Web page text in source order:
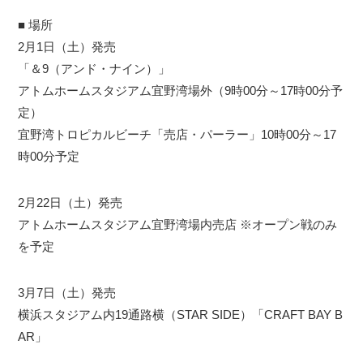
■ 場所
2月1日（土）発売
「＆9（アンド・ナイン）」
アトムホームスタジアム宜野湾場外（9時00分～17時00分予
定）
宜野湾トロピカルビーチ「売店・パーラー」10時00分～17
時00分予定
2月22日（土）発売
アトムホームスタジアム宜野湾場内売店 ※オープン戦のみ
を予定
3月7日（土）発売
横浜スタジアム内19通路横（STAR SIDE）「CRAFT BAY B
AR」